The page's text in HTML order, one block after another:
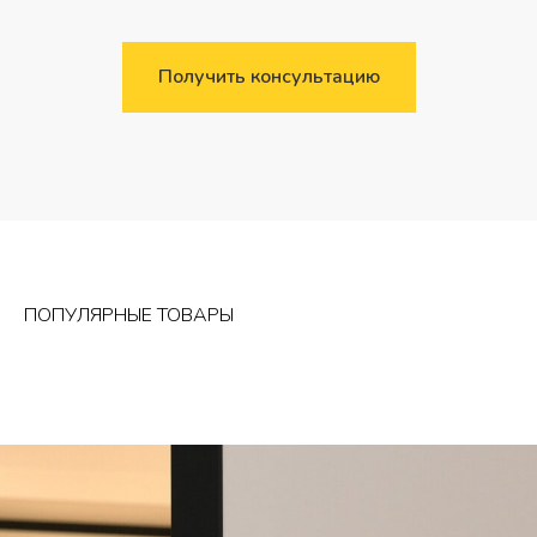
Получить консультацию
ПОПУЛЯРНЫЕ ТОВАРЫ